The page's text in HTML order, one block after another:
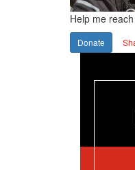
Help me
Donate